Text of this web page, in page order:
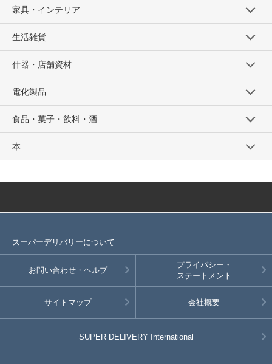
家具・インテリア
生活雑貨
什器・店舗資材
電化製品
食品・菓子・飲料・酒
本
スーパーデリバリーについて
お問い合わせ・ヘルプ
プライバシー・
ステートメント
サイトマップ 会社概要
SUPER DELIVERY International